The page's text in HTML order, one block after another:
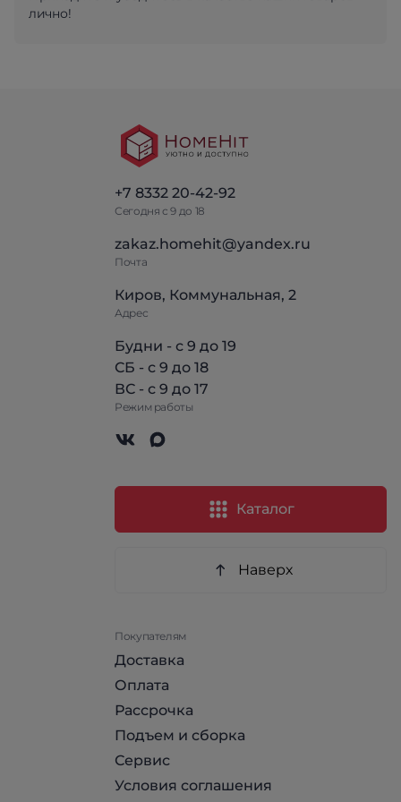
лично!
+7 8332 20-42-92
Сегодня с 9 до 18
zakaz.homehit@yandex.ru
Почта
Киров, Коммунальная, 2
Адрес
Будни - с 9 до 19
СБ - с 9 до 18
ВС - с 9 до 17
Режим работы
Каталог
Наверх
Покупателям
Доставка
Оплата
Рассрочка
Подъем и сборка
Сервис
Условия соглашения